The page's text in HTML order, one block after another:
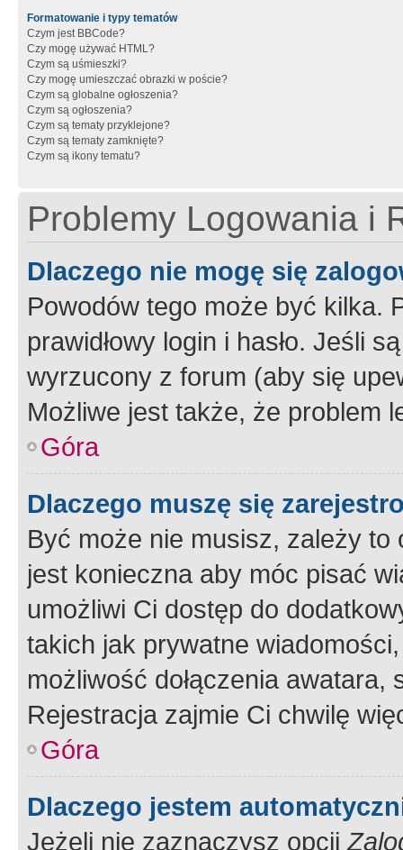
Formatowanie i typy tematów
Czym jest BBCode?
Czy mogę używać HTML?
Czym są uśmieszki?
Czy mogę umieszczać obrazki w poście?
Czym są globalne ogłoszenia?
Czym są ogłoszenia?
Czym są tematy przyklejone?
Czym są tematy zamknięte?
Czym są ikony tematu?
Problemy Logowania i
Dlaczego nie mogę się
Powodów tego może być kilka.
prawidłowy login i hasło. Jeśli
wyrzucony z forum (aby się
Możliwe jest także, że problem
Góra
Dlaczego muszę się
Być może nie musisz, zależy
jest konieczna aby móc pisać
umożliwi Ci dostęp do
takich jak prywatne
możliwość dołączenia
Rejestracja zajmie Ci chwilę
Góra
Dlaczego jestem
Jeżeli nie zaznaczysz opcji